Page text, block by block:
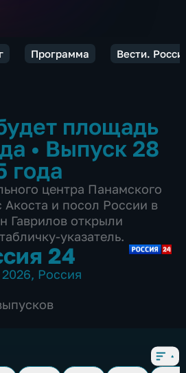
Программа Вести.
площадь
• Выпуск 28
года
центра Панамского
Акоста и посол России в
Гаврилов открыли
указатель.
24
, Россия